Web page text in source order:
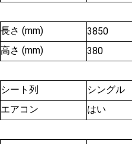
長さ (mm)
3850
高さ (mm)
380
シート列
シングル
エアコン
はい